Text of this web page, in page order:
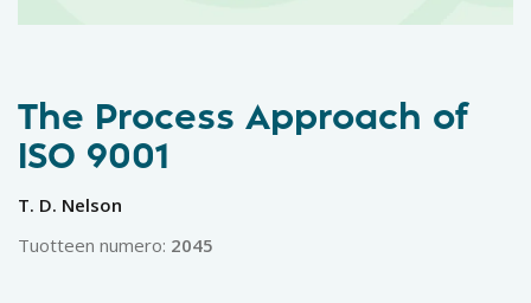
The Process Approach of
ISO 9001
T. D. Nelson
Tuotteen numero: 2045